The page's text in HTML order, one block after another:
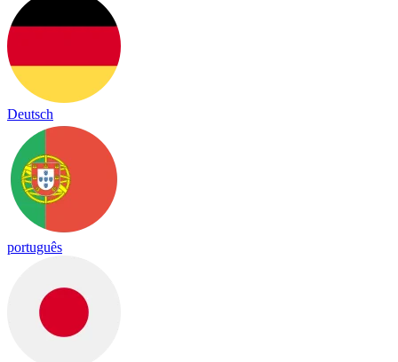
Deutsch
português